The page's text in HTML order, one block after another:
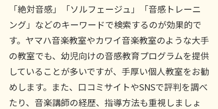
「絶対音感」「ソルフェージュ」「音感トレーニ
ング」などのキーワードで検索するのが効果的で
す。ヤマハ音楽教室やカワイ音楽教室のような大手
の教室でも、幼児向けの音感教育プログラムを提供
していることが多いですが、手厚い個人教室をお勧
めします。また、口コミサイトやSNSで評判を調べ
たり、音楽講師の経歴、指導方法も重視しましょ